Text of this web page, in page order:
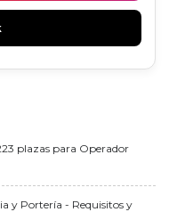
plazas para Operador
y Portería - Requisitos y